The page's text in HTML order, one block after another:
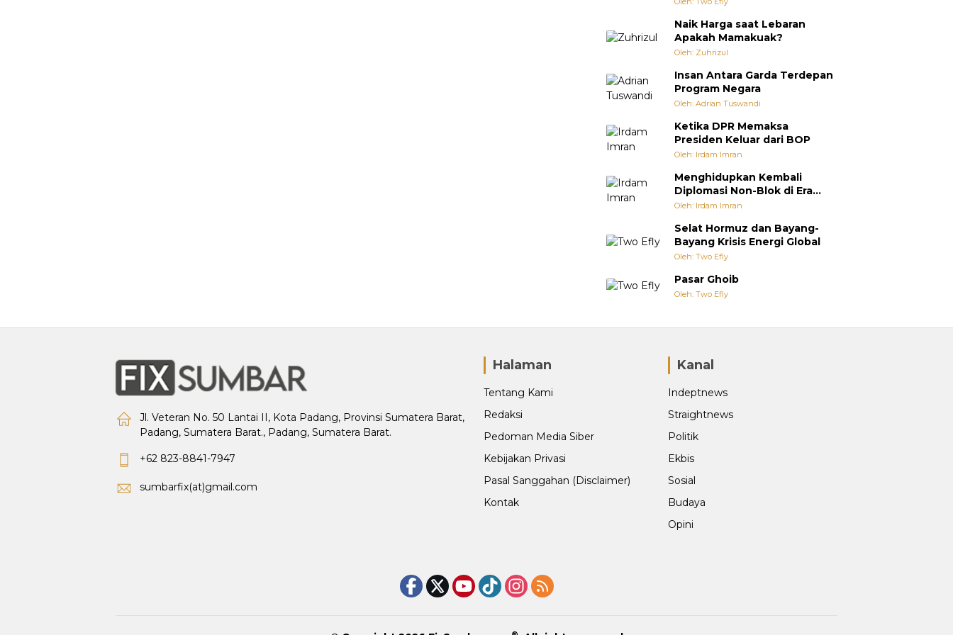
Naik Harga saat Lebaran
Apakah Mamakuak?
Oleh: Zuhrizul
Insan Antara Garda Terdepan
Program Negara
Oleh: Adrian Tuswandi
Ketika DPR Memaksa
Presiden Keluar dari BOP
Oleh: Irdam Imran
Menghidupkan Kembali
Diplomasi Non-Blok di Era
Multipolar
Oleh: Irdam Imran
Selat Hormuz dan Bayang-
Bayang Krisis Energi Global
Oleh: Two Efly
Pasar Ghoib
Oleh: Two Efly
Jl. Veteran No. 50 Lantai II, Kota Padang, Provinsi Sumatera Barat,
Padang, Sumatera Barat., Padang, Sumatera Barat.
+62 823-8841-7947
sumbarfix(at)gmail.com
Halaman
Tentang Kami
Redaksi
Pedoman Media Siber
Kebijakan Privasi
Pasal Sanggahan (Disclaimer)
Kontak
Kanal
Indeptnews
Straightnews
Politik
Ekbis
Sosial
Budaya
Opini